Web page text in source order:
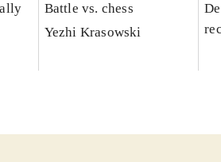
Battle vs. chess
Yezhi Krasowski